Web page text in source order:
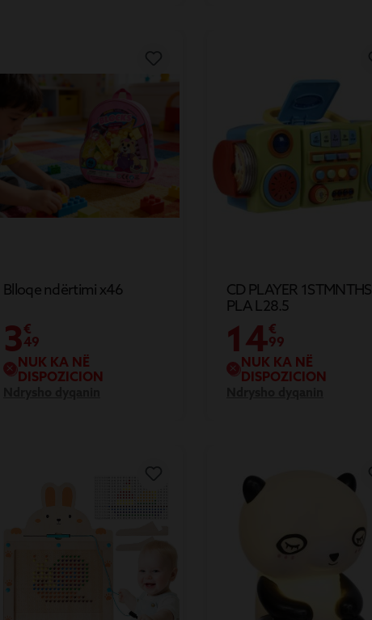
Blloqe ndërtimi x46
3€
49
NUK KA NË
DISPOZICION
CD PLAYER 1STMNTHS
PLA L28.5
14€
99
NUK KA NË
DISPOZICION